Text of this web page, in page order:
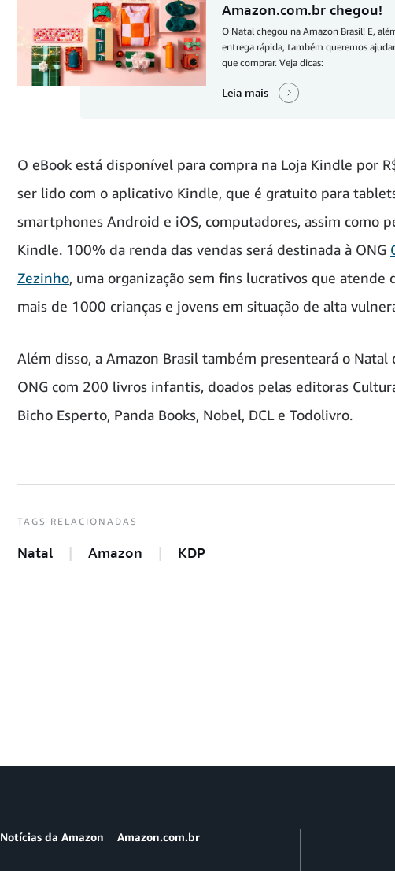
Amazon.com.br chegou!
O Natal chegou na Amazon Brasil! E,
entrega rápida, também queremos
que comprar. Veja dicas:
Leia mais
O eBook está disponível para compra na Loja Kindle por
ser lido com o aplicativo Kindle, que é gratuito para
smartphones Android e iOS, computadores, assim como
Kindle. 100% da renda das vendas será destinada à ONG
Zezinho, uma organização sem fins lucrativos que atende
mais de 1000 crianças e jovens em situação de alta
Além disso, a Amazon Brasil também presenteará o Natal
ONG com 200 livros infantis, doados pelas editoras
Bicho Esperto, Panda Books, Nobel, DCL e Todolivro.
TAGS RELACIONADAS
Natal Amazon KDP
Notícias da Amazon Amazon.com.br